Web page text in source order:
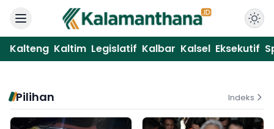
Kalteng Kaltim Legislatif Kalbar Kalsel Eksekutif
Pilihan Indeks